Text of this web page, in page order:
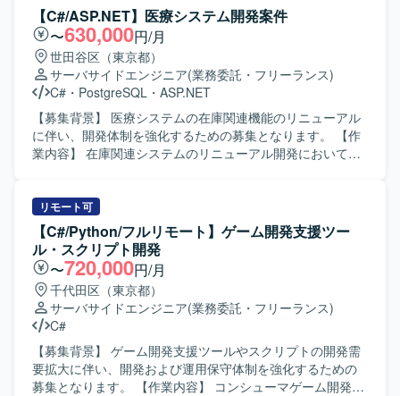
【C#/ASP.NET】医療システム開発案件
〜630,000円/月
世田谷区（東京都）
サーバサイドエンジニア(業務委託・フリーランス)
C# ・ PostgreSQL ・ ASP.NET
【募集背景】 医療システムの在庫関連機能のリニューアル
に伴い、開発体制を強化するための募集となります。 【作
業内容】 在庫関連システムのリニューアル開発において、
映、実装、単体・結合テスト、関連ドキュメントの作成な
どを行っていただきます。 【求める人物像】 医療業界特有
の業務やルールを理解しようとする姿勢があり、ドキュメ
ントを丁寧に作成できる方を求めております。チームメン
バーと積極的にコミュニケーションを取りながら、設計意
図を共有しつつ開発を進められる方が望ましいです。 【ポ
ジションの魅力】 医療分野における在庫管理という社会的
意義の高い領域に携わることができ、長期的な継続開発を
通じて業務知識と技術力の双方を高めていただけます。基
本設計以降の上流工程から参画できるため、設計スキルを
磨きつつC#での開発経験をより深化させることができま
リモート可
【C#/Python/フルリモート】ゲーム開発支援ツー
ル・スクリプト開発
〜720,000円/月
千代田区（東京都）
サーバサイドエンジニア(業務委託・フリーランス)
C#
【募集背景】 ゲーム開発支援ツールやスクリプトの開発需
要拡大に伴い、開発および運用保守体制を強化するための
募集となります。 【作業内容】 コンシューマゲーム開発環